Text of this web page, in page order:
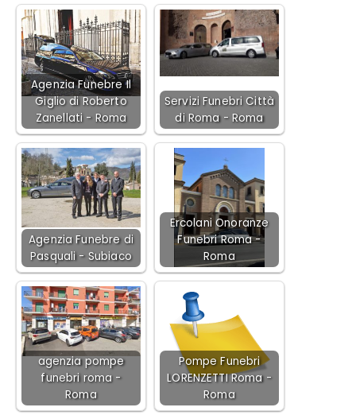
Agenzia Funebre Il
Giglio di Roberto
Zanellati - Roma
Servizi Funebri Città
di Roma - Roma
Agenzia Funebre di
Pasquali - Subiaco
Ercolani Onoranze
Funebri Roma -
Roma
agenzia pompe
funebri roma -
Roma
Pompe Funebri
LORENZETTI Roma -
Roma